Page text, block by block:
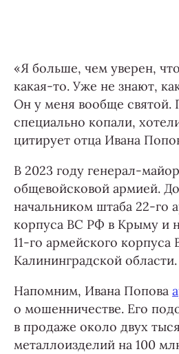
«Я больше, чем уверен,
какая-то. Уже не знают,
Он у меня вообще святой.
специально копали,
цитирует отца Ивана
В 2023 году генерал-
общевойсковой армией.
начальником штаба 22-го
корпуса ВС РФ в Крыму и
11-го армейского корпуса
Калининградской области.
Напомним, Ивана Попова
о мошенничестве. Его
в продаже около двух
металлоизделий на 100